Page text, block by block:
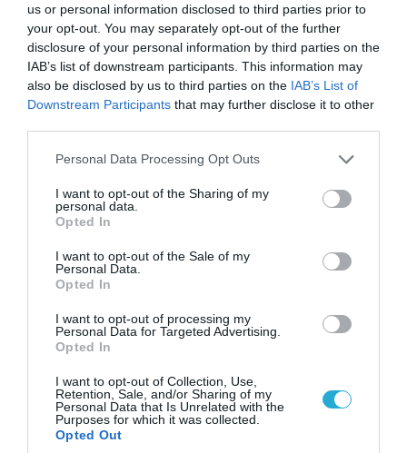
us or personal information disclosed to third parties prior to
your opt-out. You may separately opt-out of the further
disclosure of your personal information by third parties on the
IAB’s list of downstream participants. This information may
also be disclosed by us to third parties on the IAB’s List of
Downstream Participants that may further disclose it to other
Please note that this website/app uses one or more Google
not limited to your visit or usage behaviour. You may click to
grant or deny consent to Google and its third-party tags to
use your data for below specified purposes in below Google
consent section.
Personal Data Processing Opt Outs
I want to opt-out of the Sharing of my
personal data.
Opted In
I want to opt-out of the Sale of my
Personal Data.
Opted In
I want to opt-out of processing my
Personal Data for Targeted Advertising.
Opted In
I want to opt-out of Collection, Use,
Retention, Sale, and/or Sharing of my
Personal Data that Is Unrelated with the
Purposes for which it was collected.
Opted Out
07.08.2026 | 18:02
«Κεραυνοί» της ρωσικής Βοστόκ κατέκαψαν
εξοπλισμό των ΗΠΑ με Ουκρανούς και
Αμερικανούς μισθοφόρους – Δείτε βίντεο
ΠΟΛΙΤΙΚΗ
07.08.2026 | 20:02
Ο Γιάννης Αλαφούζος «τέλειωσε» τον
Κωνσταντίνο Ζούλα από τον ΣΚΑΪ – Ο λόγος της